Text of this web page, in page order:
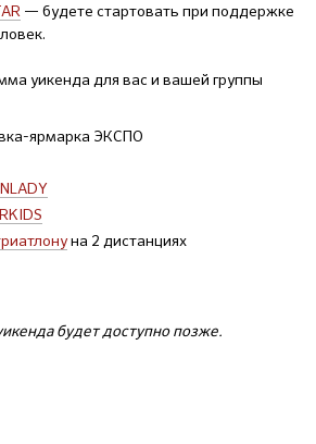
— будете стартовать при поддержке
уикенда для вас и вашей группы
ярмарка ЭКСПО
на 2 дистанциях
будет доступно позже.